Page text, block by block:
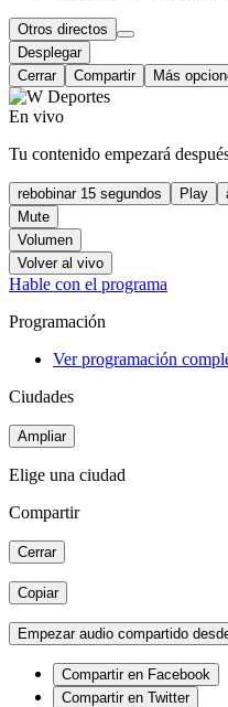
Otros directos
Desplegar
Cerrar
Compartir Más
En vivo
Tu contenido empezará
rebobinar 15 segundos Play
Mute
Volumen
Volver al vivo
Hable con el programa
Programación
Ver programación
Ciudades
Ampliar
Elige una ciudad
Compartir
Cerrar
Copiar
Empezar audio compartido
Compartir en Facebook
Compartir en Twitter